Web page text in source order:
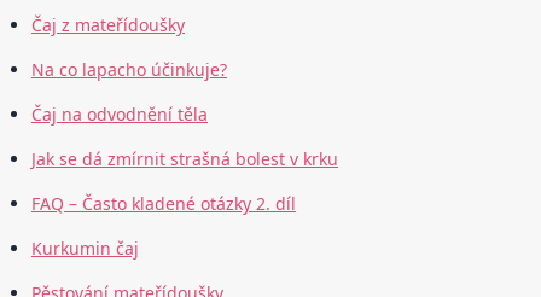
Čaj z mateřídoušky
Na co lapacho účinkuje?
Čaj na odvodnění těla
Jak se dá zmírnit strašná bolest v krku
FAQ – Často kladené otázky 2. díl
Kurkumin čaj